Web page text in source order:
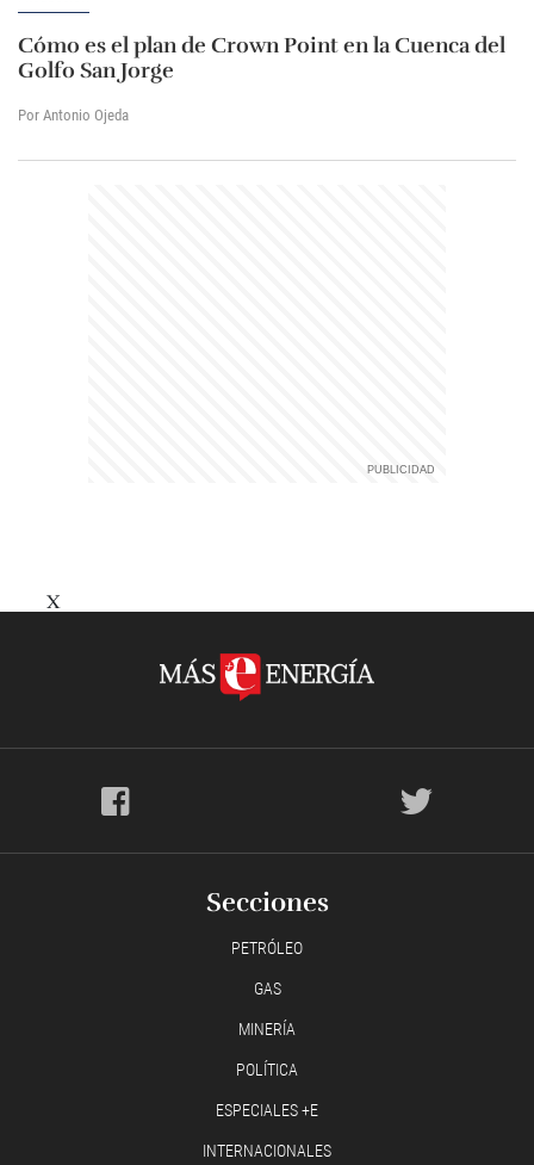
Cómo es el plan de Crown Point en la Cuenca del
Golfo San Jorge
Por Antonio Ojeda
X
Secciones
PETRÓLEO
GAS
MINERÍA
POLÍTICA
ESPECIALES +E
INTERNACIONALES